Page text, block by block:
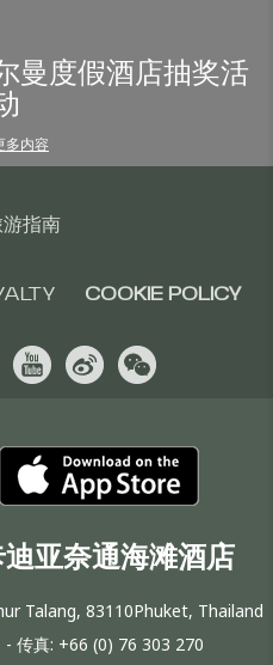
曼度假酒店抽奖活
多内容
指南
COOKIE POLICY
亚奈通海滩酒店
Talang, 83110Phuket, Thailand
- 传真: +66 (0) 76 303 270